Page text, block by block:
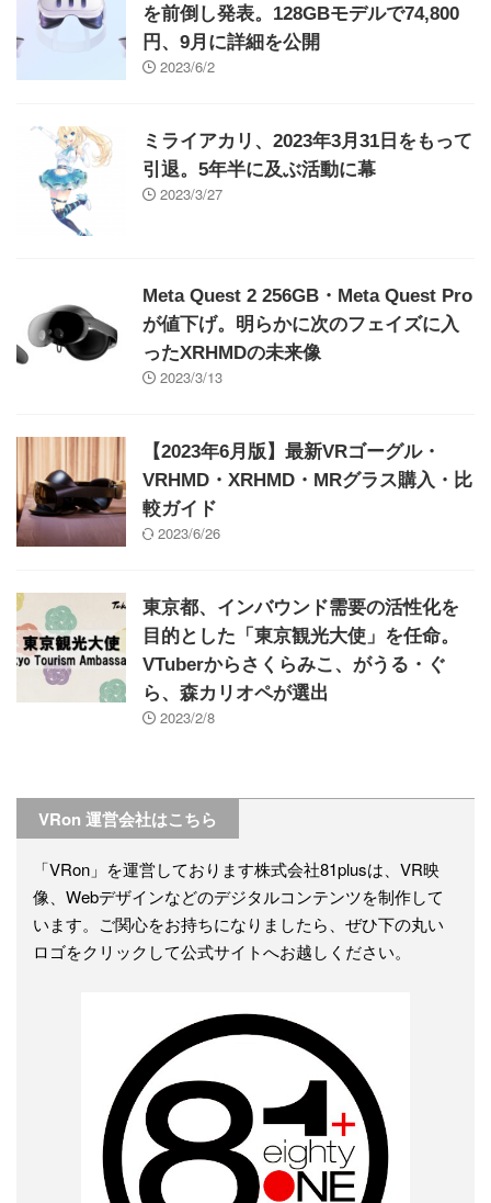
を前倒し発表。128GBモデルで74,800
円、9月に詳細を公開
2023/6/2
ミライアカリ、2023年3月31日をもって
引退。5年半に及ぶ活動に幕
2023/3/27
Meta Quest 2 256GB・Meta Quest Pro
が値下げ。明らかに次のフェイズに入
ったXRHMDの未来像
2023/3/13
【2023年6月版】最新VRゴーグル・
VRHMD・XRHMD・MRグラス購入・比
較ガイド
2023/6/26
東京都、インバウンド需要の活性化を
目的とした「東京観光大使」を任命。
VTuberからさくらみこ、がうる・ぐ
ら、森カリオペが選出
2023/2/8
VRon 運営会社はこちら
「VRon」を運営しております株式会社81plusは、VR映
像、Webデザインなどのデジタルコンテンツを制作して
います。ご関心をお持ちになりましたら、ぜひ下の丸い
ロゴをクリックして公式サイトへお越しください。